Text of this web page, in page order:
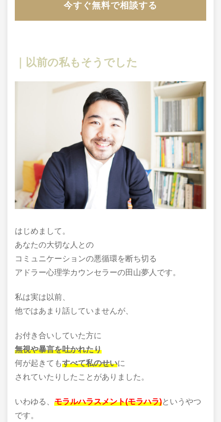
今すぐ無料で相談する
｜以前の私もそうでした
はじめまして。
あなたの大切な人との
コミュニケーションの悪循環を断ち切る
アドラー心理学カウンセラーの田山夢人です。
私は実は以前、
他ではあまり話していませんが、
お付き合いしていた方に
無視や暴言を吐かれたり
何が起きてもすべて私のせいに
されていたりしたことがありました。
いわゆる、 モラルハラスメント(モラハラ)というやつ
です。